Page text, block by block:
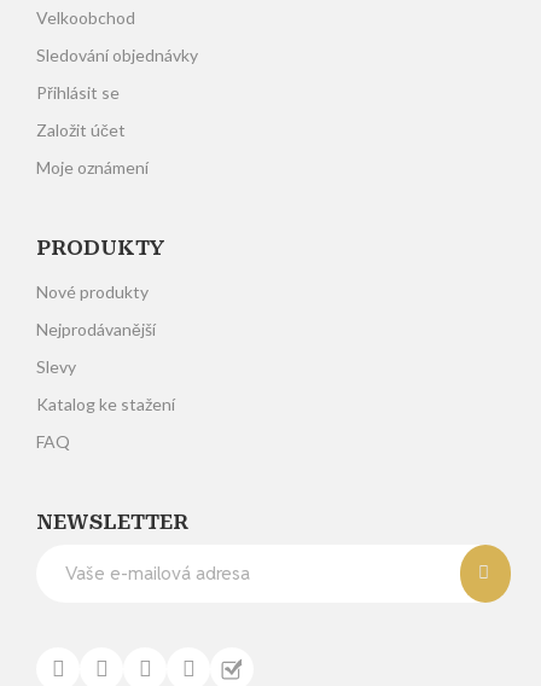
Velkoobchod
Sledování objednávky
Přihlásit se
Založit účet
Moje oznámení
PRODUKTY
Nové produkty
Nejprodávanější
Slevy
Katalog ke stažení
FAQ
NEWSLETTER